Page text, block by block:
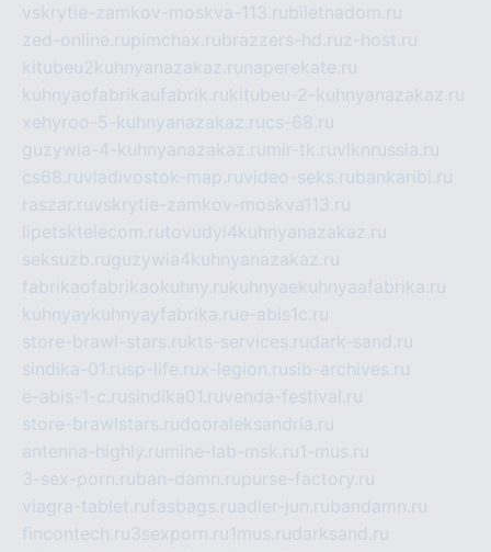
vskrytie-zamkov-moskva-113.rubiletnadom.ru
zed-online.rupimchax.rubrazzers-hd.ruz-host.ru
kitubeu2kuhnyanazakaz.ru naperekate.ru
kuhnyaofabrikaufabrik.rukitubeu-2-kuhnyanazakaz.ru
xehyroo-5-kuhnyanazakaz.rucs-68.ru
guzywia-4-kuhnyanazakaz.ru mir-tk.ruvlknrussia.ru
cs68.ruvladivostok-map.ruvideo-seks.rubankaribi.ru
raszar.ruvskrytie-zamkov-moskva113.ru
lipetsktelecom.rutovudyi4kuhnyanazakaz.ru
seksuzb.ruguzywia4kuhnyanazakaz.ru
fabrikaofabrikaokuhny.rukuhnyaekuhnyaafabrika.ru
kuhnyaykuhnyayfabrika.rue-abis1c.ru
store-brawl-stars.rukts-services.rudark-sand.ru
sindika-01.rusp-life.rux-legion.rusib-archives.ru
e-abis-1-c.rusindika01.ruvenda-festival.ru
store-brawlstars.rudooraleksandria.ru
antenna-highly.ru mine-lab-msk.ru1-mus.ru
3-sex-porn.ruban-damn.rupurse-factory.ru
viagra-tablet.rufasbags.ruadler-jun.rubandamn.ru
fincontech.ru3sexporn.ru1mus.rudarksand.ru